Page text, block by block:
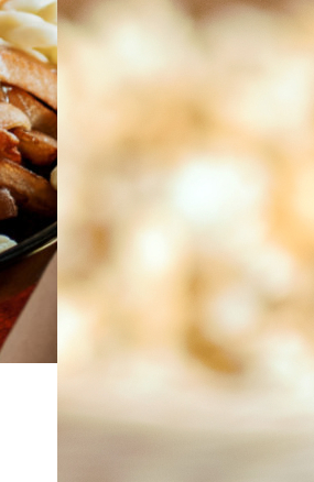
À PROPOS EMPLOIS
TRAITEUR ÉVÉNEMENTIEL NOUS JOINDRE
DONNER VOTRE OPINION